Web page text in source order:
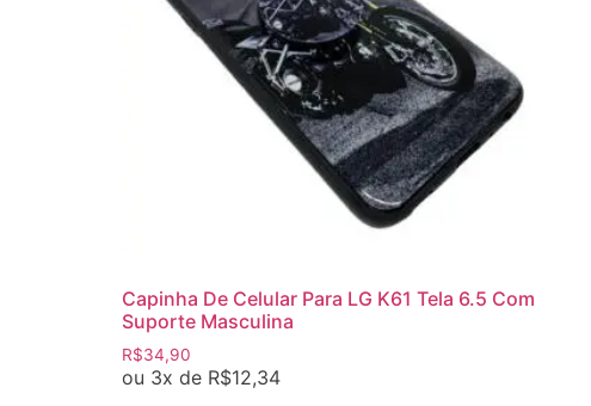
Capinha De Celular Para LG K61 Tela 6.5 Com
Suporte Masculina
R$34,90
ou 3x de R$12,34